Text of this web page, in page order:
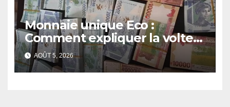
Monnaie unique Eco :
Comment expliquer la volte-
face de la Guinée
AOÛT 5, 2026